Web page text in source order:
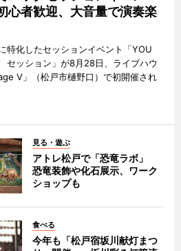
心者歓迎、大音量で演奏楽
特化したセッションイベント「YOU
セッション」が8月28日、ライブハウ
V」（松戸市樋野口）で初開催され
見る・遊ぶ
アトレ松戸で「恐竜ラボ」
恐竜装飾や化石展示、ワーク
ショップも
食べる
今年も「松戸宿坂川献灯まつ